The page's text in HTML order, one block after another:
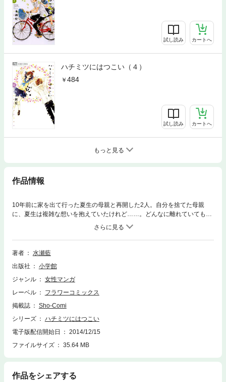
試し読み カートへ
ハチミツにはつこい（４）
484
試し読み カートへ
もっと見る
作品情報
10年前に家を出て行った夏生の母親と再開した2人。自分を捨てた母親
に、夏生は複雑な想いを抱えていたけれど……。どんなに離れていても、
心は一瞬で「大好き」ってつながる――。家族の絆と、クリスマスの奇
跡。本誌でも大人気だった感動のサッカー合宿編完結！
著者
水瀬藍
出版社
小学館
ジャンル
女性マンガ
レーベル
フラワーコミックス
掲載誌
Sho-Comi
シリーズ
ハチミツにはつこい
電子版配信開始日
2014/12/15
ファイルサイズ
35.64 MB
作品をシェアする